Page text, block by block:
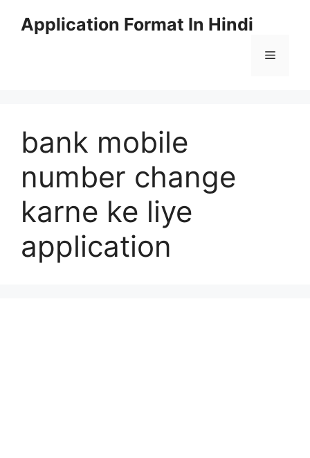
Application Format In Hindi
Menu
bank mobile
number change
karne ke liye
application